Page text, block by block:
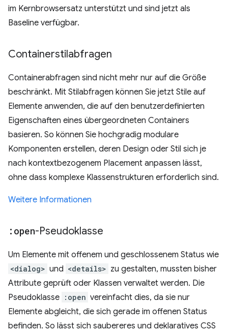
im Kernbrowsersatz unterstützt und sind jetzt als
Baseline verfügbar.
Containerstilabfragen
Containerabfragen sind nicht mehr nur auf die Größe
beschränkt. Mit Stilabfragen können Sie jetzt Stile auf
Elemente anwenden, die auf den benutzerdefinierten
Eigenschaften eines übergeordneten Containers
basieren. So können Sie hochgradig modulare
Komponenten erstellen, deren Design oder Stil sich je
nach kontextbezogenem Placement anpassen lässt,
ohne dass komplexe Klassenstrukturen erforderlich sind.
Weitere Informationen
:open-Pseudoklasse
Um Elemente mit offenem und geschlossenem Status wie
<dialog> und <details> zu gestalten, mussten bisher
Attribute geprüft oder Klassen verwaltet werden. Die
Pseudoklasse :open vereinfacht dies, da sie nur
Elemente abgleicht, die sich gerade im offenen Status
befinden. So lässt sich saubereres und deklaratives CSS